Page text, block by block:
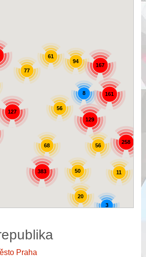
167
56
127
50
56
383
77
94
61
161
258
20
3
68
11
129
8
Praha